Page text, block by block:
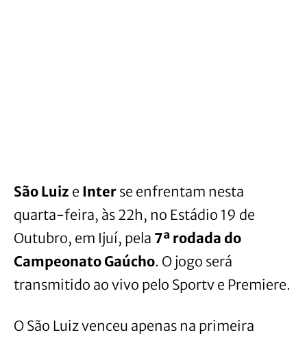
São Luiz e Inter se enfrentam nesta
quarta-feira, às 22h, no Estádio 19 de
Outubro, em Ijuí, pela 7ª rodada do
Campeonato Gaúcho. O jogo será
transmitido ao vivo pelo Sportv e Premiere.
O São Luiz venceu apenas na primeira